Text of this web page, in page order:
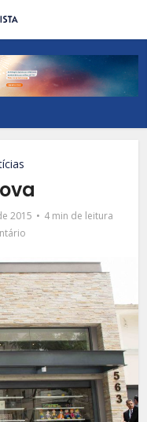
2015
4 min de leitura